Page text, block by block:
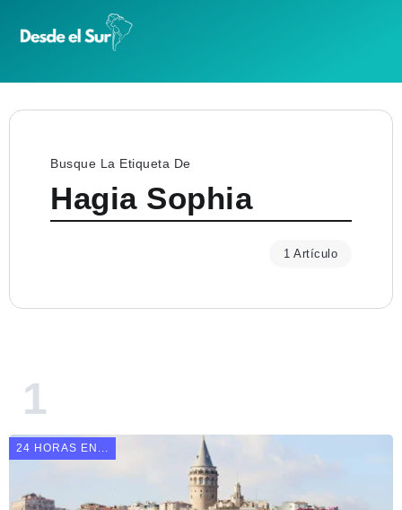
Busque La Etiqueta De
Hagia Sophia
1 Artículo
24 HORAS EN...